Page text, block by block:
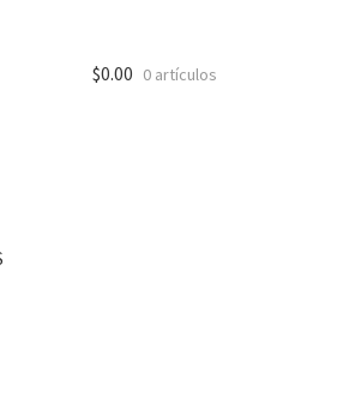
$0.00 0 artículos